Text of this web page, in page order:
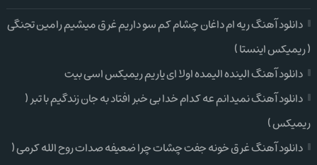
دانلود آهنگ ریه ام داغان چشام کم سو داریم غرق میشیم رامین تجنگی
( ریمیکس اینستا )
دانلود آهنگ الینده الیمده اولا ای یاریم ریمیکس اسی بیت
دانلود آهنگ نمیدانم عه کدام خدا بی خبر افتاد به جان زندگیم با تبر (
ریمیکس )
دانلود آهنگ غرق خونه جفت چشات چرا ضعیفه صدات روح الله کرمی (